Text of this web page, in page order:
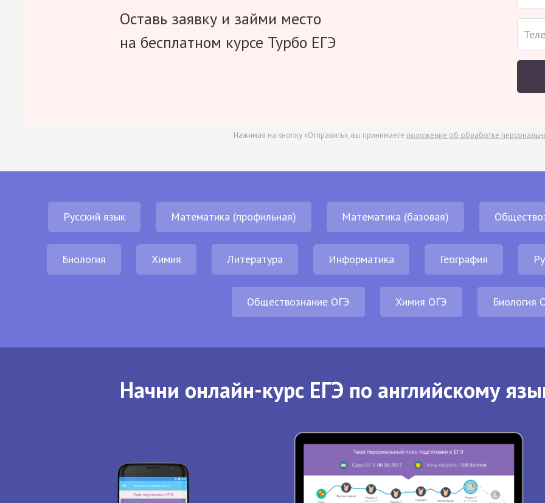
Оставь заявку и займи место
на бесплатном курсе Турбо ЕГЭ
Нажимая на кнопку «Отправить», вы принимаете положение об обработке
Русский язык Математика (профильная) Математика (базовая)
Биология Химия Литература Информатика География
Обществознание ОГЭ Химия ОГЭ Биология
Начни онлайн-курс ЕГЭ по английскому